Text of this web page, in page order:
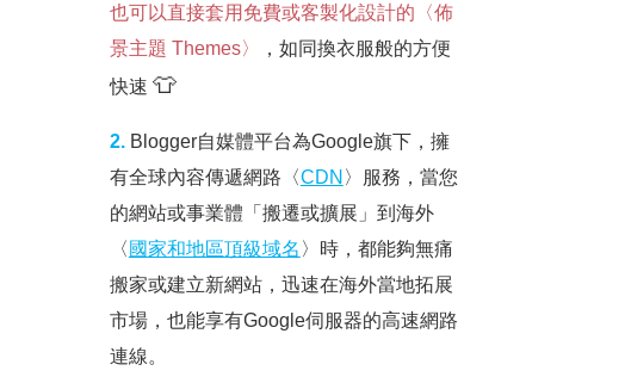
也可以直接套用免費或客製化設計的〈佈
景主題 Themes〉
，如同換衣服般的方便
快速 👕
2.Blogger自媒體平台為Google旗下，擁
有全球內容傳遞網路〈CDN 〉服務，當您
的網站或事業體「搬遷或擴展」到海外
〈 國家和地區頂級域名 〉時，都能夠無痛
搬家或建立新網站，迅速在海外當地拓展
市場，也能享有Google伺服器的高速網路
連線。